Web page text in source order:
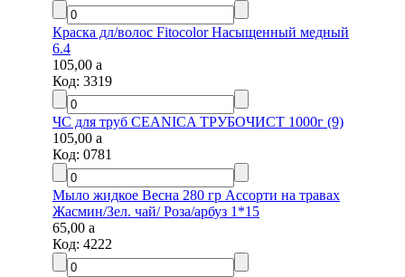
Краска дл/волос Fitocolor Насыщенный медный
6.4
105,00a
Код:3319
ЧС для труб CEANICA ТРУБОЧИСТ 1000г (9)
105,00a
Код:0781
Мыло жидкое Весна 280 гр Ассорти на травах
Жасмин/Зел. чай/ Роза/арбуз 1*15
65,00a
Код:4222